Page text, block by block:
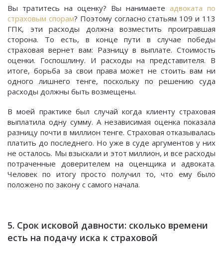
Вы тратитесь на оценку? Вы нанимаете адвоката по
страховым спорам? Поэтому согласно статьям 109 и 113
ГПК, эти расходы должна возместить проигравшая
сторона. То есть, в конце пути в случае победы
страховая вернет вам: Разницу в выплате. Стоимость
оценки. Госпошлину. И расходы на представителя. В
итоге, борьба за свои права может не стоить вам ни
одного лишнего тенге, поскольку по решению суда
расходы должны быть возмещены.
В моей практике был случай когда клиенту страховая
выплатила одну сумму. А независимая оценка показала
разницу почти в миллион тенге. Страховая отказывалась
платить до последнего. Но уже в суде аргументов у них
не осталось. Мы взыскали и этот миллион, и все расходы
потраченные доверителем на оценщика и адвоката.
Человек по итогу просто получил то, что ему было
положено по закону с самого начала.
5. Срок исковой давности: сколько времени
есть на подачу иска к страховой